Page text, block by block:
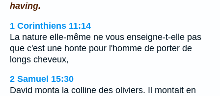
having.
1 Corinthiens 11:14
La nature elle-même ne vous enseigne-t-elle pas
que c'est une honte pour l'homme de porter de
longs cheveux,
2 Samuel 15:30
David monta la colline des oliviers. Il montait en